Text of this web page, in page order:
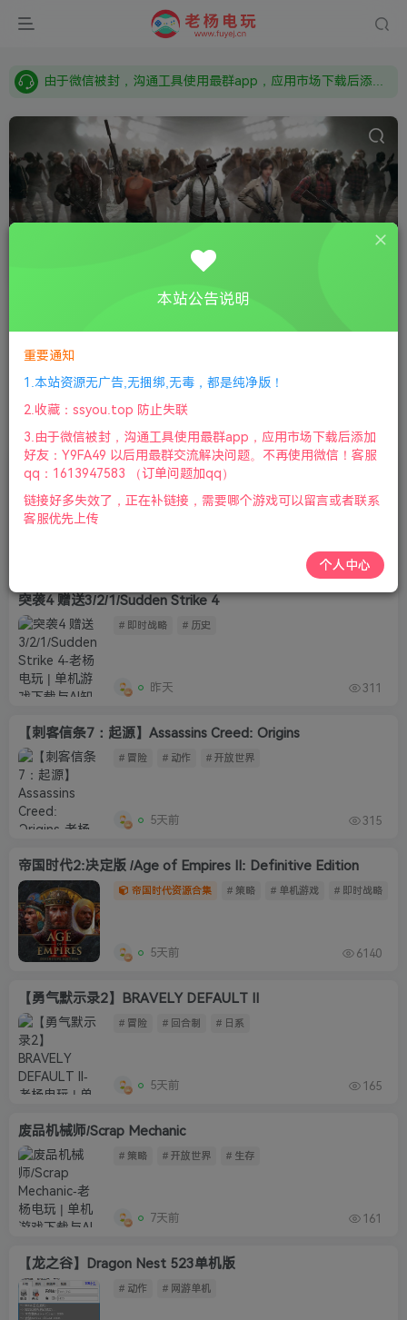
子分类
标签
经典怀旧 局域网联机 开发世界
分区
项目
排序
更新 浏览 点赞 评论
【最后纪元】Last Epoch
# 冒险 # 策略
367
突袭4 赠送3/2/1/Sudden Strike 4
# 即时战略 # 历史
昨天 311
【刺客信条7：起源】Assassins Creed: Origins
# 冒险 # 动作 # 开放世界
5天前 315
帝国时代2:决定版 /Age of Empires II: Definitive Edition
帝国时代资源合集 # 策略 # 单机游戏 # 即时战略
5天前 6140
【勇气默示录2】BRAVELY DEFAULT II
# 冒险 # 回合制 # 日系
5天前 165
废品机械师/Scrap Mechanic
# 策略 # 开放世界 # 生存
7天前 161
【龙之谷】Dragon Nest 523单机版
# 动作 # 网游单机
本站公告说明
重要通知
1.本站资源无广告,无捆绑,无毒，都是纯净版！
2.收藏：ssyou.top 防止失联
3.由于微信被封，沟通工具使用最群app，应用市场下载后添加
好友：Y9FA49 以后用最群交流解决问题。不再使用微信！客服
qq：1613947583 （订单问题加qq）
链接好多失效了，正在补链接，需要哪个游戏可以留言或者联系
客服优先上传
个人中心